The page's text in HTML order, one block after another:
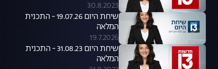
30.8.2023
שיחת היום 19.07.26 - התכנית
המלאה
19.7.2026
שיחת היום 31.08.23 - התכנית
המלאה